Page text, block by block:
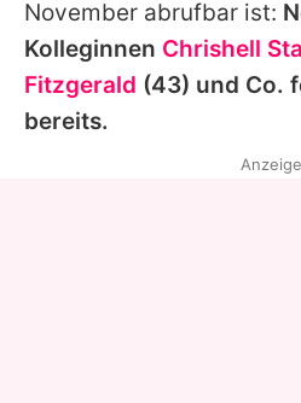
November abrufbar ist:
Kolleginnen Chrishell
Fitzgerald (43) und Co.
bereits.
Anzeige